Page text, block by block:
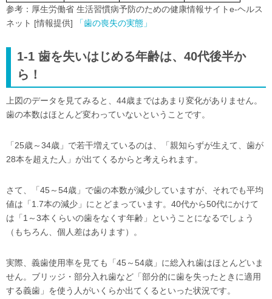
参考：厚生労働省 生活習慣病予防のための健康情報サイトe-ヘルス
ネット [情報提供]
「歯の喪失の実態」
1-1 歯を失いはじめる年齢は、40代後半か
ら！
上図のデータを見てみると、44歳まではあまり変化がありません。
歯の本数はほとんど変わっていないということです。
「25歳～34歳」で若干増えているのは、「親知らずが生えて、歯が
28本を超えた人」が出てくるからと考えられます。
さて、「45～54歳」で歯の本数が減少していますが、それでも平均
値は「1.7本の減少」にとどまっています。40代から50代にかけて
は「1～3本くらいの歯をなくす年齢」ということになるでしょう
（もちろん、個人差はあります）。
実際、義歯使用率を見ても「45～54歳」に総入れ歯はほとんどいま
せん。ブリッジ・部分入れ歯など「部分的に歯を失ったときに適用
する義歯」を使う人がいくらか出てくるといった状況です。